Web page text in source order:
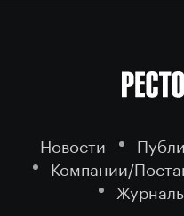
Новости
Компании/